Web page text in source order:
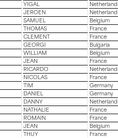
YIGAL
JEROEN
SAMUEL
Belgium
THOMAS
France
CLEMENT
France
GEORGI
Bulgaria
WILLIAM
Belgium
JEAN
France
RICARDO
NICOLAS
France
TIM
Germany
DANIEL
Germany
DANNY
NATHALIE
France
ROMAIN
France
JEAN
Belgium
THUY
France